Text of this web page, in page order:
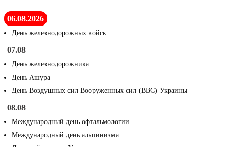
06.08.2026
День железнодорожных войск
07.08
День железнодорожника
День Ашура
День Воздушных сил Вооруженных сил (ВВС) Украины
08.08
Международный день офтальмологии
Международный день альпинизма